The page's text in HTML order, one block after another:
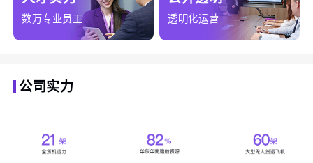
数万专业员工 透明化运营
公司实力